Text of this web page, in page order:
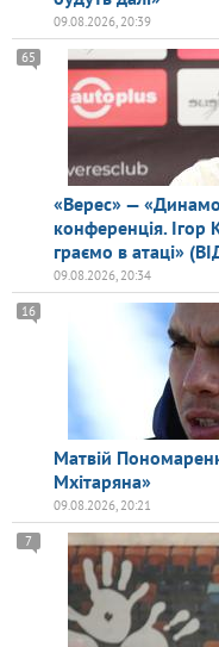
09.08.2026, 20:39
«Верес» —
конференція.
граємо в атаці»
65
09.08.2026, 20:34
Матвій
Мхітаряна»
16
09.08.2026, 20:21
7